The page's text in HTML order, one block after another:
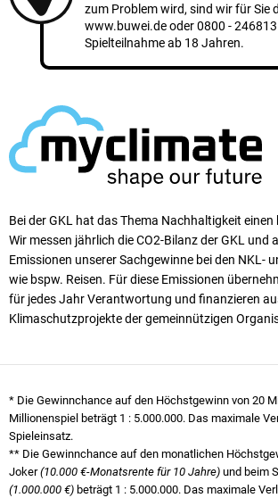
zum Problem wird, sind wir für Sie
www.buwei.deoder0800 -
Spielteilnahme ab 18 Jahren.
Bei der GKL hat das Thema Nachhaltigkeit
Wir messen jährlich die CO2-Bilanz der GKL und
Emissionen unserer Sach­ge­winne bei den NKL-
wie bspw. Reisen. Für diese Emissionen
für jedes Jahr Verantwortung und finanzieren
Klimaschutzprojekte der gemeinnützigen
* Die Gewinnchance auf den Höchstgewinn von 20
Millionenspiel beträgt 1 : 5.000.000. Das maximale
Spieleinsatz.
** Die Gewinnchance auf den monatlichen
Joker(10.000 €-Monatsrente für 10 Jahre) und beim
(1.000.000 €) beträgt 1 : 5.000.000. Das maximale